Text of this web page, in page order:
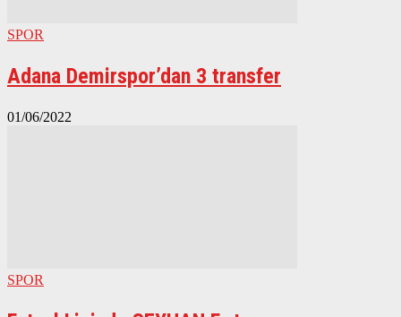
SPOR
Adana Demirspor’dan 3 transfer
01/06/2022
SPOR